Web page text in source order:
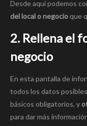
Desde aquí podemos
del local o negocioque
2. Rellena el
negocio
En esta pantalla de
todos los datos
básicos obligatorios, y
para dar más